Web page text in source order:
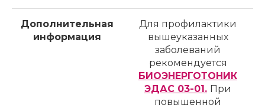
Дополнительная
информация
Для профилактики
вышеуказанных
заболеваний
рекомендуется
БИОЭНЕРГОТОНИК
ЭДАС 03-01. При
повышенной